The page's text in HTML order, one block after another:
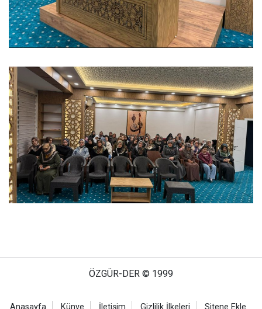
ÖZGÜR-DER © 1999
Anasayfa Künye İletişim Gizlilik İlkeleri Sitene Ekle